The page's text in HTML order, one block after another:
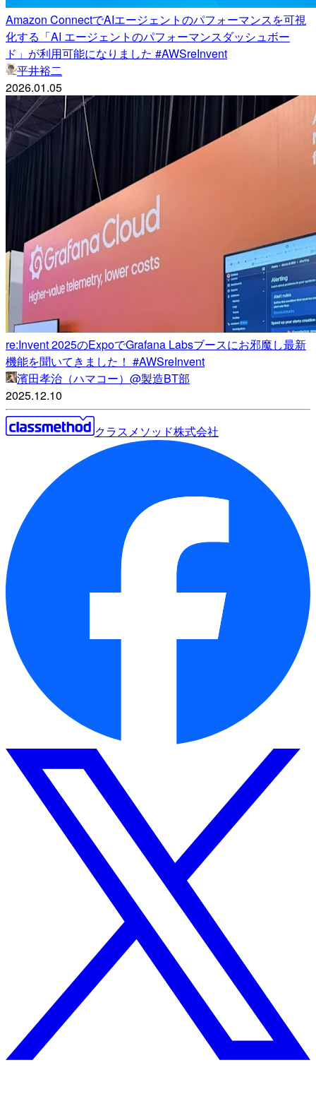
Amazon ConnectでAIエージェントのパフォーマンスを可視
化する「AI エージェントのパフォーマンスダッシュボー
ド」が利用可能になりました #AWSreInvent
平井裕二
2026.01.05
re:Invent 2025のExpoでGrafana Labsブースにお邪魔し最新
機能を聞いてきました！ #AWSreInvent
濱田孝治（ハマコー）@製造BT部
2025.12.10
クラスメソッド株式会社